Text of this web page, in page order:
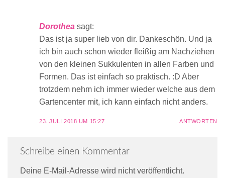
Dorothea sagt:
Das ist ja super lieb von dir. Dankeschön. Und ja
ich bin auch schon wieder fleißig am Nachziehen
von den kleinen Sukkulenten in allen Farben und
Formen. Das ist einfach so praktisch. :D Aber
trotzdem nehm ich immer wieder welche aus dem
Gartencenter mit, ich kann einfach nicht anders.
23. JULI 2018 UM 15:27 ANTWORTEN
Schreibe einen Kommentar
Deine E-Mail-Adresse wird nicht veröffentlicht.